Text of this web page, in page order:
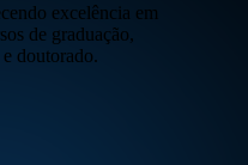
excelência em
de graduação,
doutorado.